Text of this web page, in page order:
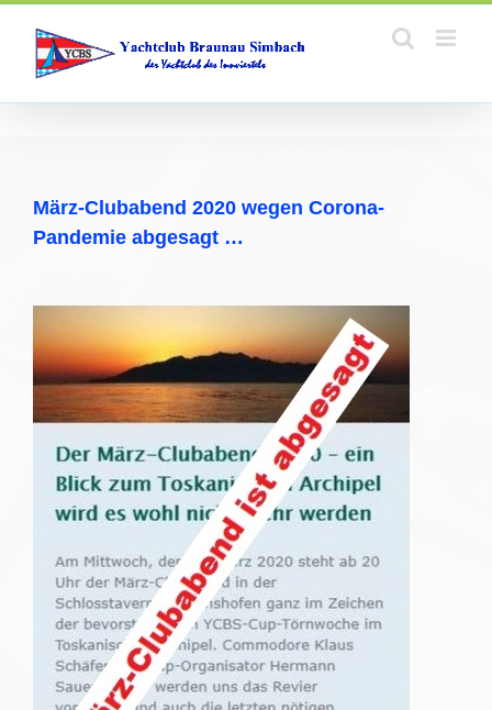
Zum
springen
März-Clubabend 2020 wegen Corona-
Pandemie abgesagt …